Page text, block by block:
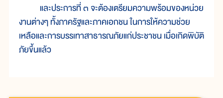
และประการที่ ๓ จะต้องเตรียมความพร้อมของหน่วย
งานต่างๆ ทั้งภาครัฐและภาคเอกชน ในการให้ความช่วย
เหลือและการบรรเทาสาธารณภัยแก่ประชาชน เมื่อเกิดพิบัติ
ภัยขึ้นแล้ว